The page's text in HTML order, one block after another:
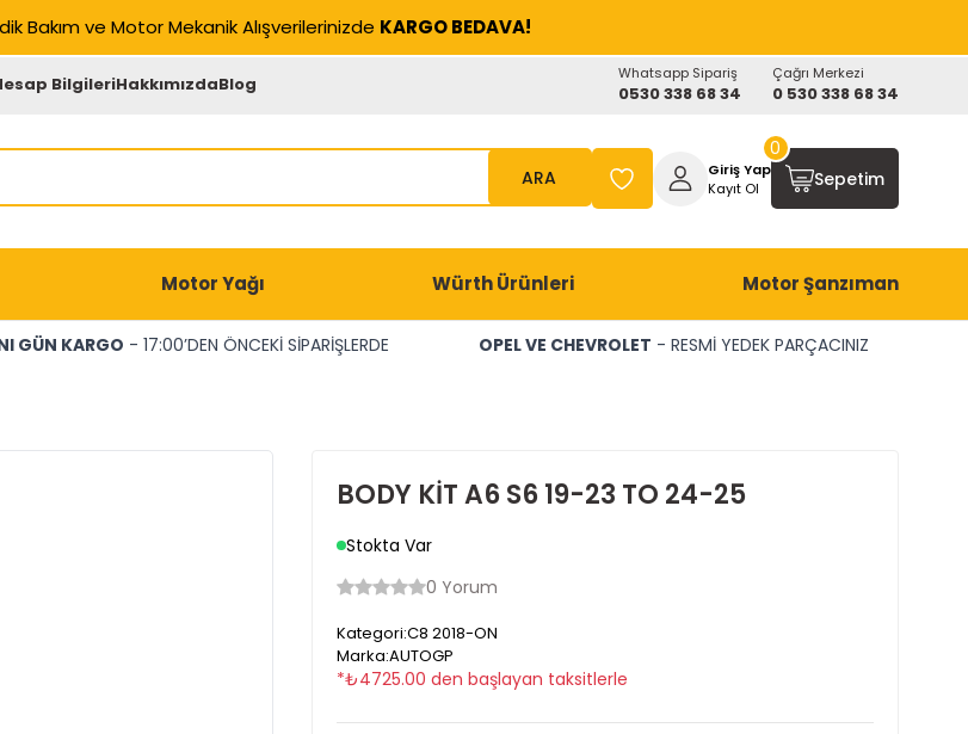
Bakım ve Motor Mekanik Alışverilerinizde KARGO BEDAVA!
BilgileriHakkımızdaBlog Whatsapp Sipariş
0530 338 68 34
Çağrı Merkezi
0 530 338 68 34
ARA
Giriş Yap
Kayıt Ol
Sepetim
0
Motor Yağı Würth Ürünleri Motor Şanzıman
GÜN KARGO - 17:00’DEN ÖNCEKİ SİPARİŞLERDE OPEL VE CHEVROLET - RESMİ YEDEK PARÇACINIZ
BODY KİT A6 S6 19-23 TO 24-25
Stokta Var
0 Yorum
Kategori:C8 2018-ON
Marka:AUTOGP
*₺4725.00 den başlayan taksitlerle